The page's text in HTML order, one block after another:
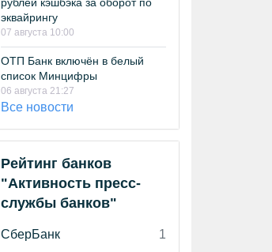
эквайрингу
07 августа 10:00
ОТП Банк включён в белый
список Минцифры
06 августа 21:27
Все новости
Рейтинг банков
"Активность пресс-
службы банков"
СберБанк
1